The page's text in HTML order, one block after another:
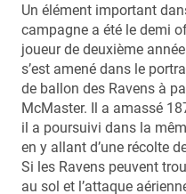
Un élément important
campagne a été le demi
joueur de deuxième
s’est amené dans le
de ballon des Ravens à
McMaster. Il a amassé
il a poursuivi dans la
en y allant d’une récolte
Si les Ravens peuvent
au sol et l’attaque